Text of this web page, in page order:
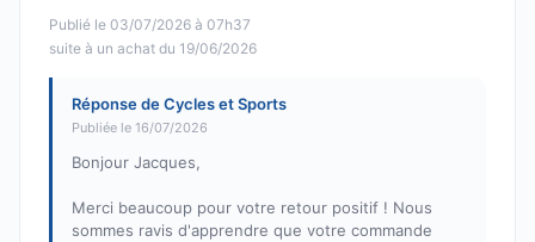
Publié le 03/07/2026 à 07h37
suite à un achat du 19/06/2026
Réponse de Cycles et Sports
Publiée le 16/07/2026
Bonjour Jacques,
Merci beaucoup pour votre retour positif ! Nous
sommes ravis d'apprendre que votre commande